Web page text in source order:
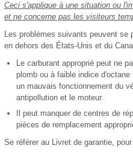
Ceci s'applique à une situation ou
et ne concerne pas les visiteurs
Les problèmes suivants peuvent
en dehors des États-Unis et du
Le carburant approprié peut ne
plomb ou à faible indice
un mauvais fonctionnement du
antipollution et le moteur.
Il peut manquer de centres de
pièces de remplacement
Se référer au Livret de garantie,